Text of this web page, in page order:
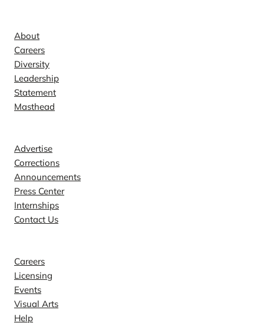
About
Careers
Diversity
Leadership
Statement
Masthead
Advertise
Corrections
Announcements
Press Center
Internships
Contact Us
Careers
Licensing
Events
Visual Arts
Help